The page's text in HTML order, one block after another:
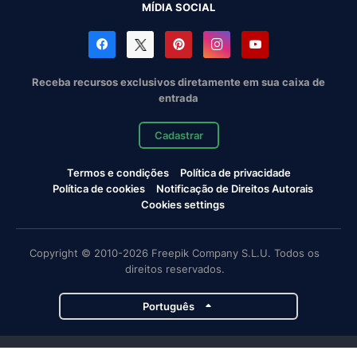
MÍDIA SOCIAL
Receba recursos exclusivos diretamente em sua caixa de
entrada
Cadastrar
Termos e condições
Política de privacidade
Política de cookies
Notificação de Direitos Autorais
Cookies settings
Copyright © 2010-2026 Freepik Company S.L.U. Todos os
direitos reservados.
Português